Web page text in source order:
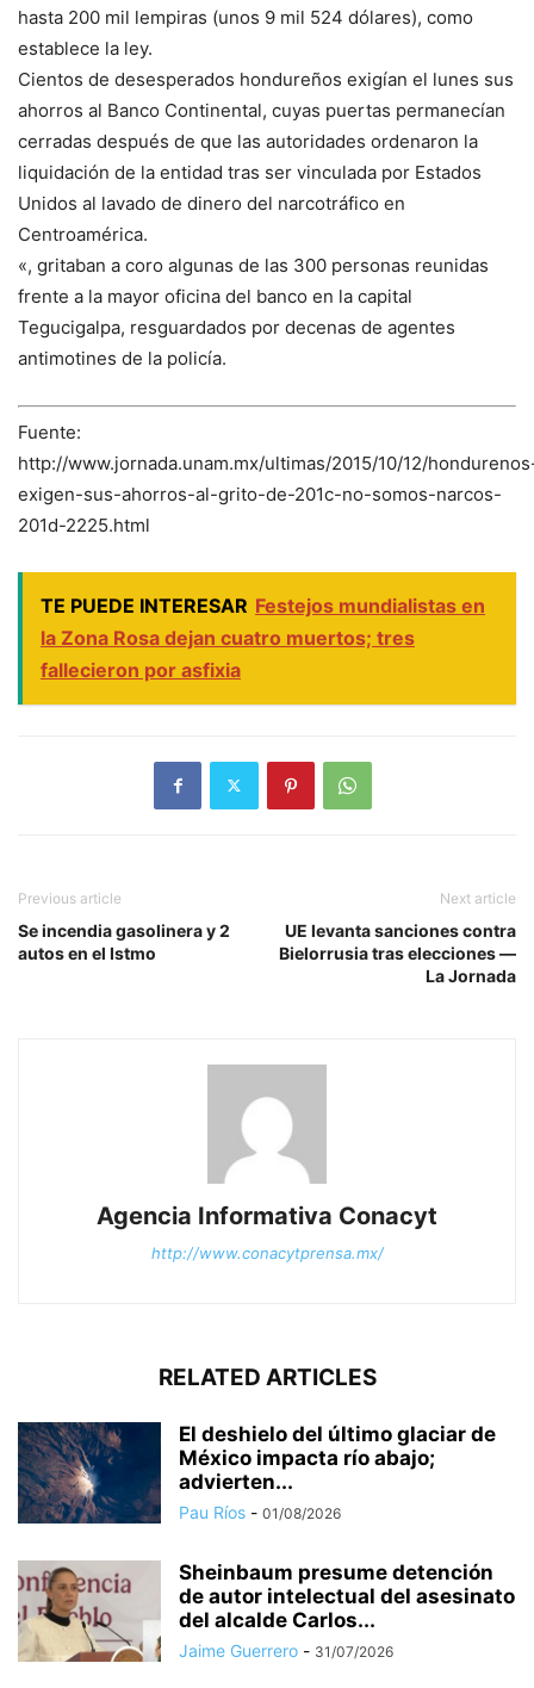
hasta 200 mil lempiras (unos 9 mil 524 dólares), como
establece la ley.
Cientos de desesperados hondureños exigían el lunes sus
ahorros al Banco Continental, cuyas puertas permanecían
cerradas después de que las autoridades ordenaron la
liquidación de la entidad tras ser vinculada por Estados
Unidos al lavado de dinero del narcotráfico en
Centroamérica.
«, gritaban a coro algunas de las 300 personas reunidas
frente a la mayor oficina del banco en la capital
Tegucigalpa, resguardados por decenas de agentes
antimotines de la policía.
Fuente:
http://www.jornada.unam.mx/ultimas/2015/10/12/
exigen-sus-ahorros-al-grito-de-201c-no-somos-narcos-
201d-2225.html
TE PUEDE INTERESAR Festejos mundialistas en
la Zona Rosa dejan cuatro muertos; tres
fallecieron por asfixia
Previous article
Se incendia gasolinera y 2
autos en el Istmo
Next article
UE levanta sanciones contra
Bielorrusia tras elecciones —
La Jornada
Agencia Informativa Conacyt
http://www.conacytprensa.mx/
RELATED ARTICLES
El deshielo del último glaciar de
México impacta río abajo;
advierten...
Pau Ríos - 01/08/2026
Sheinbaum presume detención
de autor intelectual del asesinato
del alcalde Carlos...
Jaime Guerrero - 31/07/2026